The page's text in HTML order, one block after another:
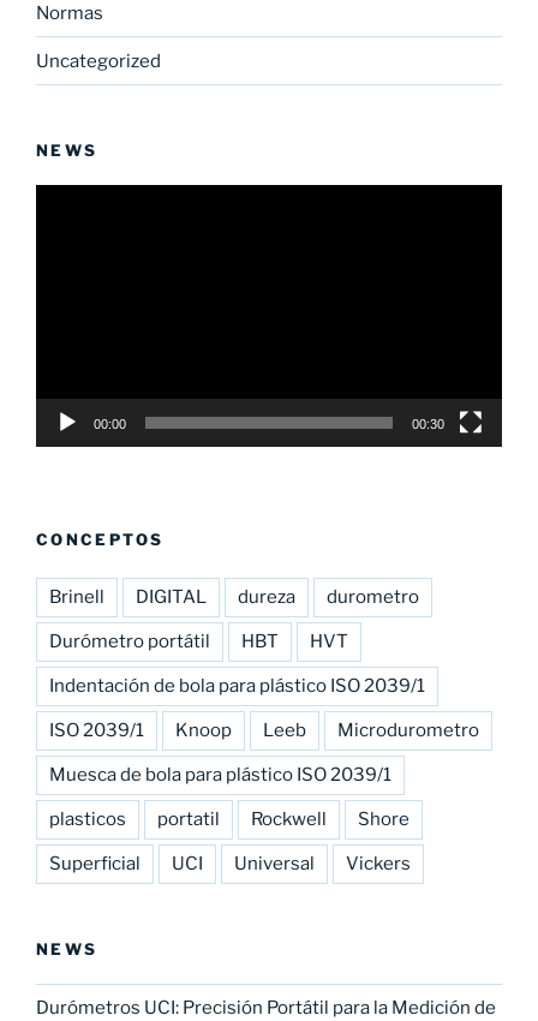
Normas
Uncategorized
NEWS
00:00 00:30
CONCEPTOS
Brinell DIGITAL dureza durometro
Durómetro portátil HBT HVT
Indentación de bola para plástico ISO 2039/1
ISO 2039/1 Knoop Leeb Microdurometro
Muesca de bola para plástico ISO 2039/1
plasticos portatil Rockwell Shore
Superficial UCI Universal Vickers
NEWS
Durómetros UCI: Precisión Portátil para la Medición de